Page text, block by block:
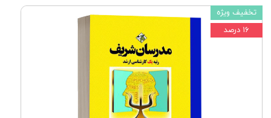
تخفیف ویژه
۱۶ درصد